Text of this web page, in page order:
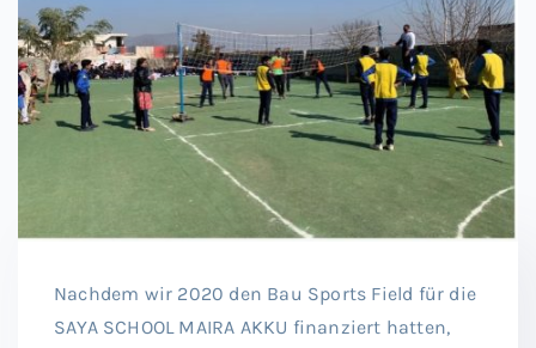
Nachdem wir 2020 den Bau Sports Field für die
SAYA SCHOOL MAIRA AKKU finanziert hatten,